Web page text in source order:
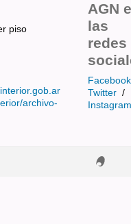
piso
archivo-
AGN
las
redes
Facebook
Twitter /
Instagram